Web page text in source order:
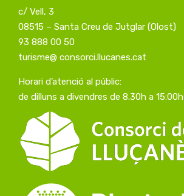
c/ Vell, 3
08515 – Santa Creu de Jutglar (Olost)
93 888 00 50
turisme@ consorci.llucanes.cat
Horari d’atenció al públic:
de dilluns a divendres de 8.30h a 15:00h